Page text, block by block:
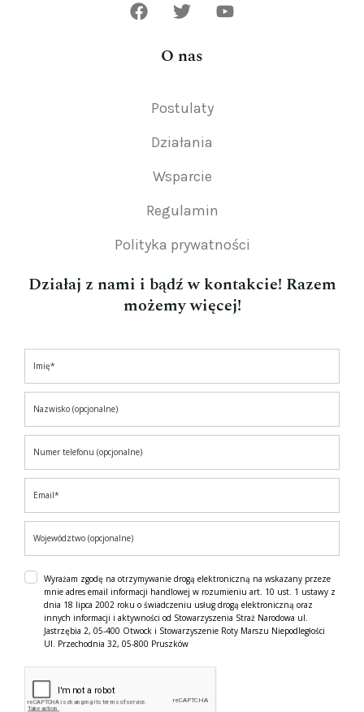
O nas
Postulaty
Działania
Wsparcie
Regulamin
Polityka prywatności
Działaj z nami i bądź w kontakcie! Razem
możemy więcej!
Wyrażam zgodę na otrzymywanie drogą elektroniczną na wskazany przeze
mnie adres email informacji handlowej w rozumieniu art. 10 ust. 1 ustawy z
dnia 18 lipca 2002 roku o świadczeniu usług drogą elektroniczną oraz
innych informacji i aktywności od Stowarzyszenia Straż Narodowa ul.
Jastrzębia 2, 05-400 Otwock i Stowarzyszenie Roty Marszu Niepodległości
Ul. Przechodnia 32, 05-800 Pruszków